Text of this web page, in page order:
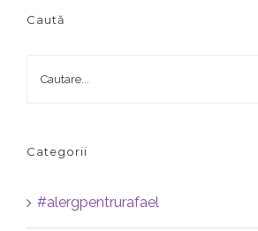
Caută
Categorii
#alergpentrurafael